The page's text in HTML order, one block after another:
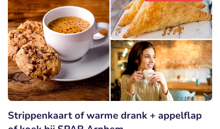
Strippenkaart of warme drank + appelflap